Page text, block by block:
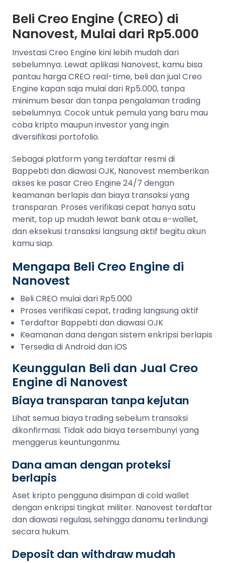
Beli Creo Engine (CREO) di
Nanovest, Mulai dari Rp5.000
Investasi Creo Engine kini lebih mudah dari
sebelumnya. Lewat aplikasi Nanovest, kamu bisa
pantau harga CREO real-time, beli dan jual Creo
Engine kapan saja mulai dari Rp5.000, tanpa
minimum besar dan tanpa pengalaman trading
sebelumnya. Cocok untuk pemula yang baru mau
coba kripto maupun investor yang ingin
diversifikasi portofolio.
Sebagai platform yang terdaftar resmi di
Bappebti dan diawasi OJK, Nanovest memberikan
akses ke pasar Creo Engine 24/7 dengan
keamanan berlapis dan biaya transaksi yang
transparan. Proses verifikasi cepat hanya satu
menit, top up mudah lewat bank atau e-wallet,
dan eksekusi transaksi langsung aktif begitu akun
kamu siap.
Mengapa Beli Creo Engine di
Nanovest
Beli CREO mulai dari Rp5.000
Proses verifikasi cepat, trading langsung aktif
Terdaftar Bappebti dan diawasi OJK
Keamanan dana dengan sistem enkripsi berlapis
Tersedia di Android dan iOS
Keunggulan Beli dan Jual Creo
Engine di Nanovest
Biaya transparan tanpa kejutan
Lihat semua biaya trading sebelum transaksi
dikonfirmasi. Tidak ada biaya tersembunyi yang
menggerus keuntunganmu.
Dana aman dengan proteksi
berlapis
Aset kripto pengguna disimpan di cold wallet
dengan enkripsi tingkat militer. Nanovest terdaftar
dan diawasi regulasi, sehingga danamu terlindungi
secara hukum.
Deposit dan withdraw mudah